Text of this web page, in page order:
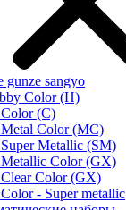
gunze sangyo
Color (H)
(C)
Color (MC)
Metallic (SM)
Color (GX)
Color (GX)
- Super metallic